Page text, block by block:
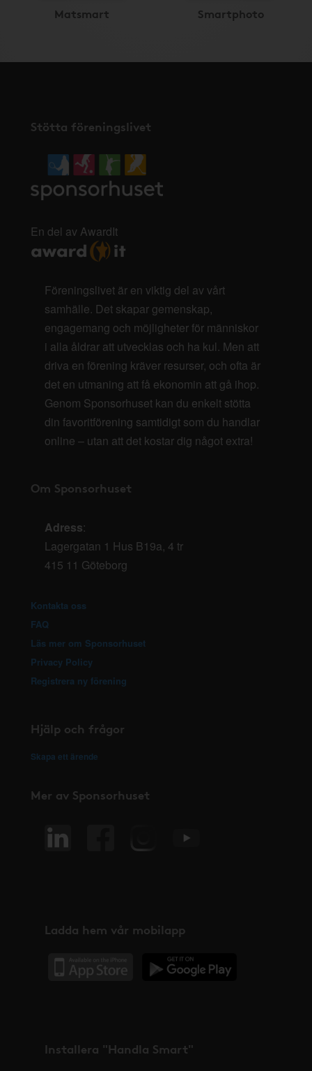
Matsmart Smartphoto
Stötta föreningslivet
En del av AwardIt
Föreningslivet är en viktig del av vårt
samhälle. Det skapar gemenskap,
engagemang och möjligheter för människor
i alla åldrar att utvecklas och ha kul. Men att
driva en förening kräver resurser, och ofta är
det en utmaning att få ekonomin att gå ihop.
Genom Sponsorhuset kan du enkelt stötta
din favoritförening samtidigt som du handlar
online – utan att det kostar dig något extra!
Om Sponsorhuset
Adress:
Lagergatan 1 Hus B19a, 4 tr
415 11 Göteborg
Kontakta oss
FAQ
Läs mer om Sponsorhuset
Privacy Policy
Registrera ny förening
Hjälp och frågor
Skapa ett ärende
Mer av Sponsorhuset
Ladda hem vår mobilapp
Installera "Handla Smart"